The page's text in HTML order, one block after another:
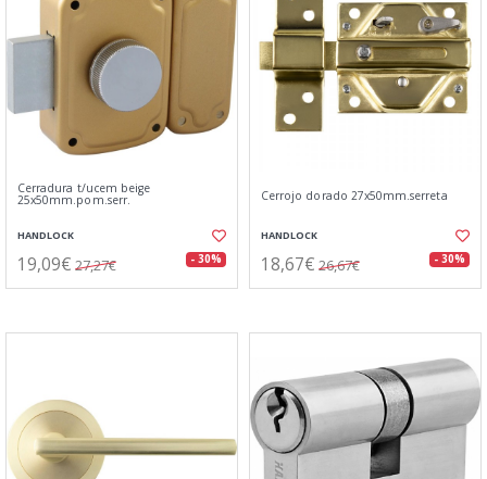
Cerradura t/ucem beige
25x50mm.pom.serr.
HANDLOCK
19,09€ 27,27€ - 30%
Cerrojo dorado 27x50mm.serreta
HANDLOCK
18,67€ 26,67€ - 30%